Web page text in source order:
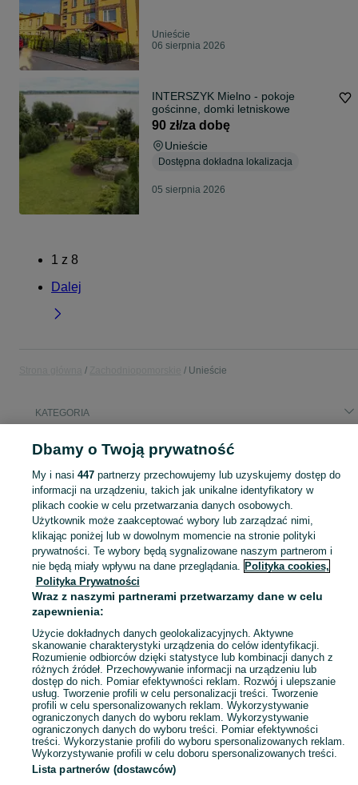
Unieście
06 sierpnia 2026
INTERSZYK Mielno - pokoje
gościnne, domki letniskowe
90 zł/za dobę
Unieście
Dostępna dokładna lokalizacja
05 sierpnia 2026
1 z 8
Dalej
Unieście
KATEGORIA
Popularne wyszukiwania
przy morzu pod zaglami
Skorzystaj z największego serwisu ogłoszeniowego - Unieście i okolice! Kupuj to, czego pragniesz i sprzedawaj to, czego już nie potrzebujesz! Zobacz
Mapa kategorii
Mapa miejscowości
Mapa ministron
Popularne wyszukiwania
Dbamy o Twoją prywatność
My i nasi 447partnerzy przechowujemy lub uzyskujemy dostęp do
informacji na urządzeniu, takich jak unikalne identyfikatory w
plikach cookie w celu przetwarzania danych osobowych.
Użytkownik może zaakceptować wybory lub zarządzać nimi,
klikając poniżej lub w dowolnym momencie na stronie polityki
prywatności. Te wybory będą sygnalizowane naszym partnerom i
nie będą miały wpływu na dane przeglądania. Polityka cookies,
Polityka Prywatności
Wraz z naszymi partnerami przetwarzamy dane w celu
zapewnienia:
Użycie dokładnych danych geolokalizacyjnych. Aktywne
skanowanie charakterystyki urządzenia do celów identyfikacji.
Rozumienie odbiorców dzięki statystyce lub kombinacji danych z
różnych źródeł. Przechowywanie informacji na urządzeniu lub
dostęp do nich. Pomiar efektywności reklam. Rozwój i ulepszanie
usług. Tworzenie profili w celu personalizacji treści. Tworzenie
profili w celu spersonalizowanych reklam. Wykorzystywanie
ograniczonych danych do wyboru reklam. Wykorzystywanie
ograniczonych danych do wyboru treści. Pomiar efektywności
treści. Wykorzystanie profili do wyboru spersonalizowanych reklam.
Wykorzystywanie profili w celu doboru spersonalizowanych treści.
Lista partnerów (dostawców)